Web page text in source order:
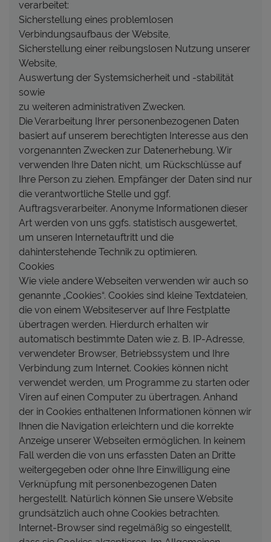
verarbeitet:
Sicherstellung eines problemlosen
Verbindungsaufbaus der Website,
Sicherstellung einer reibungslosen Nutzung unserer
Website,
Auswertung der Systemsicherheit und -stabilität
sowie
zu weiteren administrativen Zwecken.
Die Verarbeitung Ihrer personenbezogenen Daten
basiert auf unserem berechtigten Interesse aus den
vorgenannten Zwecken zur Datenerhebung. Wir
verwenden Ihre Daten nicht, um Rückschlüsse auf
Ihre Person zu ziehen. Empfänger der Daten sind nur
die verantwortliche Stelle und ggf.
Auftragsverarbeiter. Anonyme Informationen dieser
Art werden von uns ggfs. statistisch ausgewertet,
um unseren Internetauftritt und die
dahinterstehende Technik zu optimieren.
Cookies
Wie viele andere Webseiten verwenden wir auch so
genannte „Cookies“. Cookies sind kleine Textdateien,
die von einem Websiteserver auf Ihre Festplatte
übertragen werden. Hierdurch erhalten wir
automatisch bestimmte Daten wie z. B. IP-Adresse,
verwendeter Browser, Betriebssystem und Ihre
Verbindung zum Internet. Cookies können nicht
verwendet werden, um Programme zu starten oder
Viren auf einen Computer zu übertragen. Anhand
der in Cookies enthaltenen Informationen können wir
Ihnen die Navigation erleichtern und die korrekte
Anzeige unserer Webseiten ermöglichen. In keinem
Fall werden die von uns erfassten Daten an Dritte
weitergegeben oder ohne Ihre Einwilligung eine
Verknüpfung mit personenbezogenen Daten
hergestellt. Natürlich können Sie unsere Website
grundsätzlich auch ohne Cookies betrachten.
Internet-Browser sind regelmäßig so eingestellt,